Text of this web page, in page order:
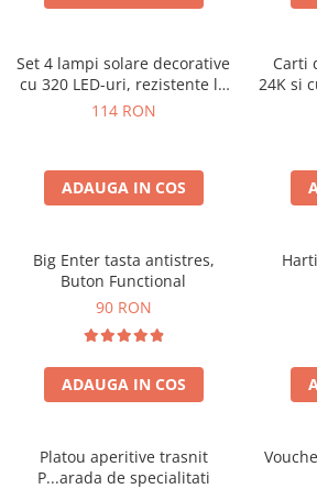
Set 4 lampi solare decorative
cu 320 LED-uri, rezistente la
apa, IP65
114 RON
ADAUGA IN COS
Carti
24K si
Big Enter tasta antistres,
Buton Functional
90 RON
ADAUGA IN COS
Platou aperitive trasnit
P...arada de specialitati